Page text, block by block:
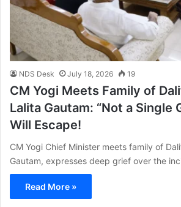
NDS Desk July 18, 2026 19
CM Yogi Meets Family of
Lalita Gautam: “Not a Single
Will Escape!
CM Yogi Chief Minister meets family of
Gautam, expresses deep grief over the
Read More »